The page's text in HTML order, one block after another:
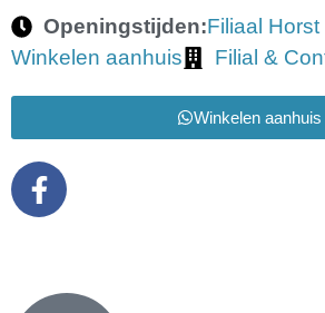
Openingstijden:Filiaal Horst
Winkelen aanhuis
Filial &
Winkelen aanhuis